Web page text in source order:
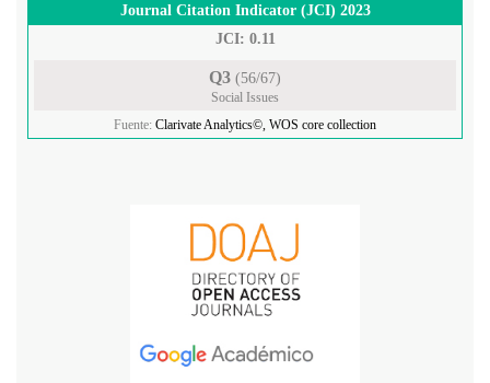
Journal Citation Indicator (JCI) 2023
JCI: 0.11
Q3 (56/67)
Social Issues
Fuente: Clarivate Analytics©, WOS core collection